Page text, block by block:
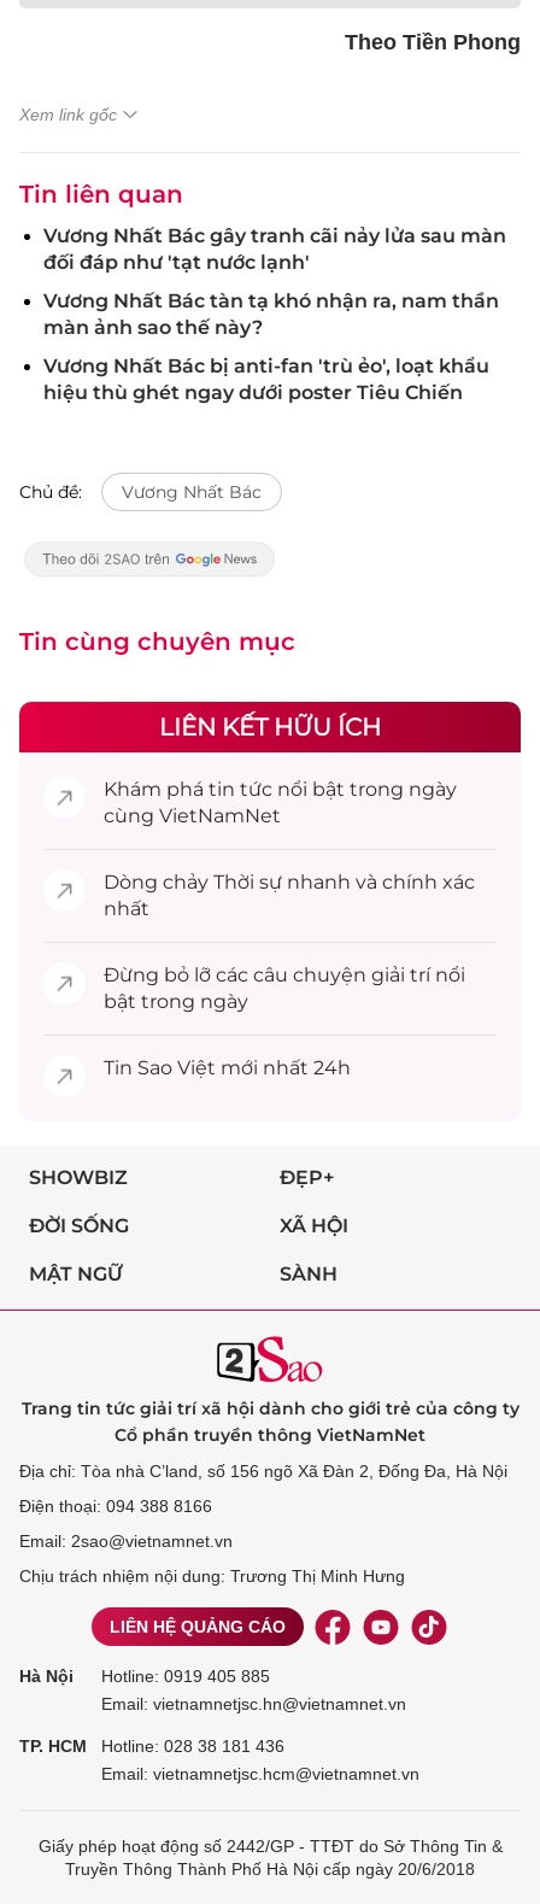
Theo Tiền Phong
Xem link gốc
Tin liên quan
Vương Nhất Bác gây tranh cãi nảy lửa sau màn
đối đáp như 'tạt nước lạnh'
Vương Nhất Bác tàn tạ khó nhận ra, nam thần
màn ảnh sao thế này?
Vương Nhất Bác bị anti-fan 'trù ẻo', loạt khẩu
hiệu thù ghét ngay dưới poster Tiêu Chiến
Chủ đề: Vương Nhất Bác
Tin cùng chuyên mục
LIÊN KẾT HỮU ÍCH
Khám phá tin tức nổi bật trong ngày
cùng VietNamNet
Dòng chảy Thời sự nhanh và chính xác
nhất
Đừng bỏ lỡ các câu chuyện giải trínổi
bật trong ngày
Tin Sao Việt mới nhất 24h
SHOWBIZ ĐẸP+
ĐỜI SỐNG XÃ HỘI
MẬT NGỮ SÀNH
Trang tin tức giải trí xã hội dành cho giới trẻ của công ty
Cổ phần truyền thông VietNamNet
Địa chỉ: Tòa nhà C’land, số 156 ngõ Xã Đàn 2, Đống Đa, Hà Nội
Điện thoại: 094 388 8166
Email: 2sao@vietnamnet.vn
Chịu trách nhiệm nội dung: Trương Thị Minh Hưng
LIÊN HỆ QUẢNG CÁO
Hà Nội Hotline: 0919 405 885
Email: vietnamnetjsc.hn@vietnamnet.vn
TP. HCM Hotline: 028 38 181 436
Email: vietnamnetjsc.hcm@vietnamnet.vn
Giấy phép hoạt động số 2442/GP - TTĐT do Sở Thông Tin &
Truyền Thông Thành Phố Hà Nội cấp ngày 20/6/2018